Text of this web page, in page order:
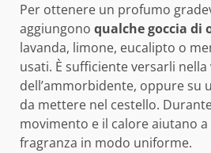
Per ottenere un profumo
aggiungono qualche goccia di
lavanda, limone, eucalipto o
usati. È sufficiente versarli nella
dell’ammorbidente, oppure su
da mettere nel cestello.
movimento e il calore aiutano
fragranza in modo uniforme.